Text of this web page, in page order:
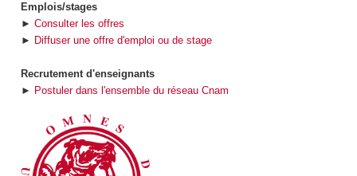
Emplois/stages
► Consulter les offres
► Diffuser une offre d'emploi ou de stage
Recrutement d'enseignants
► Postuler dans l'ensemble du réseau Cnam